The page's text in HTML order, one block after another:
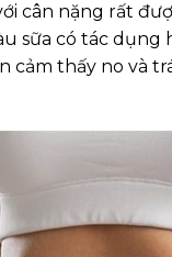
cân nặng rất
sữa có tác dụng
cảm thấy no và